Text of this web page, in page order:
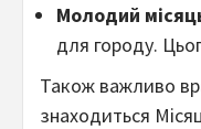
Молодий
для городу.
Також важливо
знаходиться